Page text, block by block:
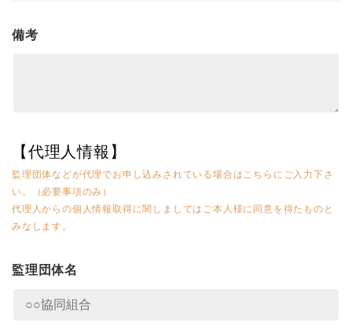
備考
【代理人情報】
監理団体などが代理でお申し込みされている場合はこちらにご入力下さ
い。（必要事項のみ）
代理人からの個人情報取得に関しましてはご本人様に同意を得たものと
みなします。
監理団体名